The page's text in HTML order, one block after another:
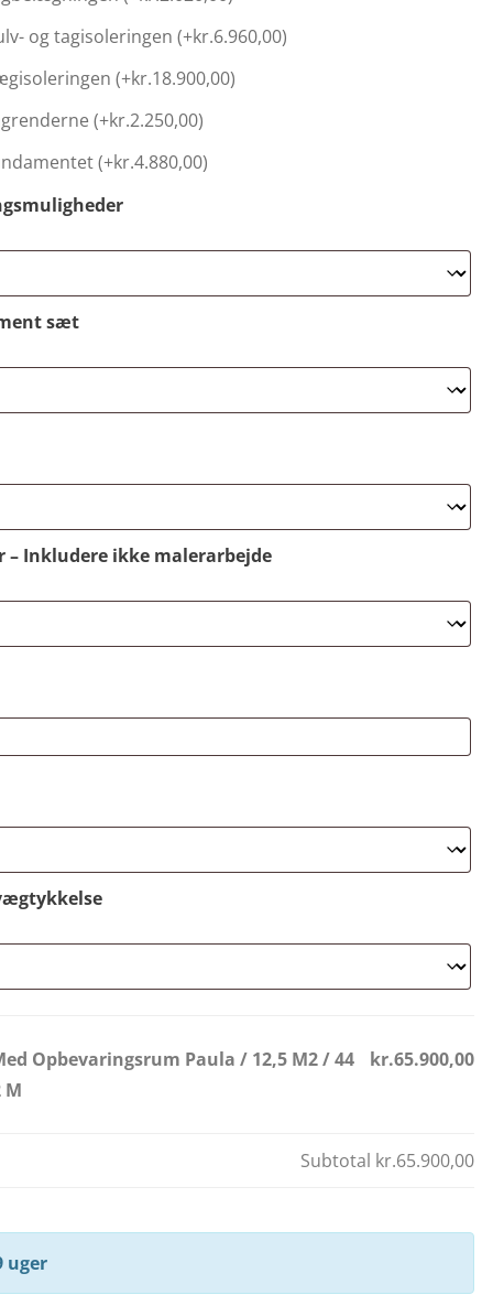
og tagisoleringen (+kr.6.960,00)
(+kr.18.900,00)
(+kr.2.250,00)
(+kr.4.880,00)
sæt
– Inkludere ikke malerarbejde
Opbevaringsrum Paula / 12,5 M2 / 44
M
kr.65.900,00
Subtotal kr.65.900,00
uger